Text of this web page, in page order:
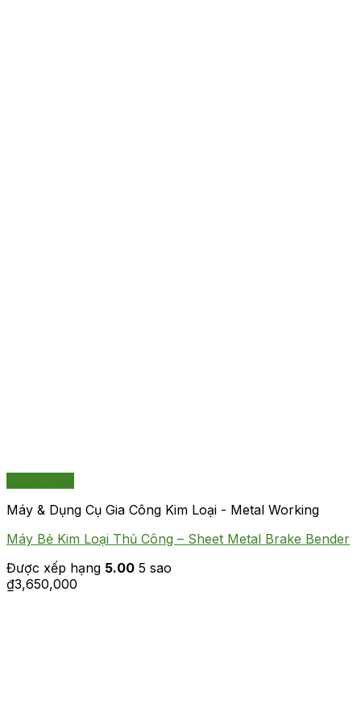
Máy & Dụng Cụ Gia Công Kim Loại - Metal Working
Máy Bẻ Kim Loại Thủ Công – Sheet Metal Brake Bender
Được xếp hạng 5.00 5 sao
₫3,650,000